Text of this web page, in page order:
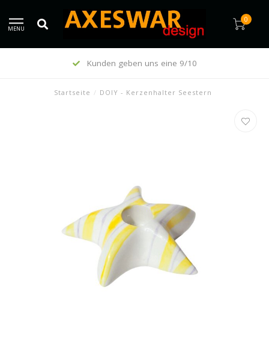
MENU
0
Kunden geben uns eine 9/10
Startseite / DOIY - Kerzenhalter Seestern